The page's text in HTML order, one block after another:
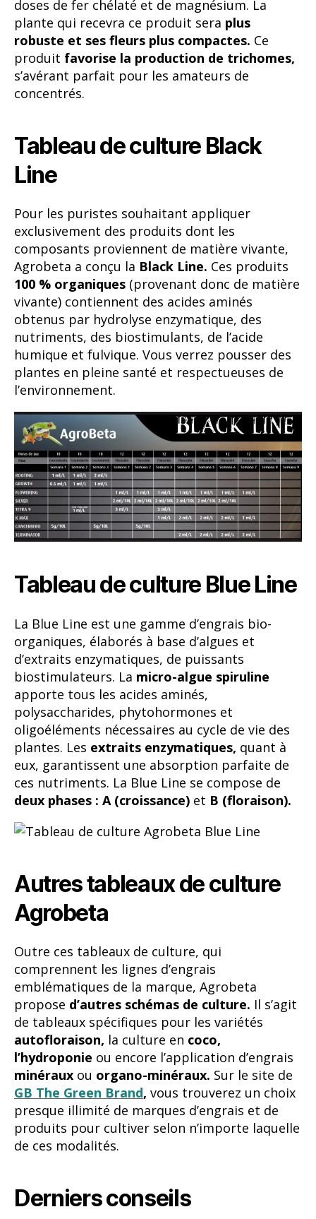
doses de fer chélaté et de magnésium. La
plante qui recevra ce produit sera plus
robuste et ses fleurs plus compactes. Ce
produit favorise la production de trichomes,
s’avérant parfait pour les amateurs de
concentrés.
Tableau de culture Black
Line
Pour les puristes souhaitant appliquer
exclusivement des produits dont les
composants proviennent de matière vivante,
Agrobeta a conçu la Black Line. Ces produits
100 % organiques (provenant donc de matière
vivante) contiennent des acides aminés
obtenus par hydrolyse enzymatique, des
nutriments, des biostimulants, de l’acide
humique et fulvique. Vous verrez pousser des
plantes en pleine santé et respectueuses de
l’environnement.
Tableau de culture Blue Line
La Blue Line est une gamme d’engrais bio-
organiques, élaborés à base d’algues et
d’extraits enzymatiques, de puissants
biostimulateurs. La micro-algue spiruline
apporte tous les acides aminés,
polysaccharides, phytohormones et
oligoéléments nécessaires au cycle de vie des
plantes. Les extraits enzymatiques, quant à
eux, garantissent une absorption parfaite de
ces nutriments. La Blue Line se compose de
deux phases : A (croissance) et B (floraison).
Autres tableaux de culture
Agrobeta
Outre ces tableaux de culture, qui
comprennent les lignes d’engrais
emblématiques de la marque, Agrobeta
propose d’autres schémas de culture. Il s’agit
de tableaux spécifiques pour les variétés
autofloraison, la culture en coco,
l’hydroponie ou encore l’application d’engrais
minéraux ou organo-minéraux. Sur le site de
GB The Green Brand, vous trouverez un choix
presque illimité de marques d’engrais et de
produits pour cultiver selon n’importe laquelle
de ces modalités.
Derniers conseils